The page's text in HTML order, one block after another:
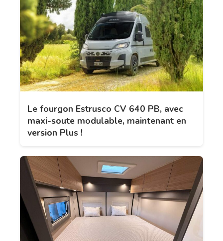
Le fourgon Estrusco CV 640 PB, avec
maxi-soute modulable, maintenant en
version Plus !